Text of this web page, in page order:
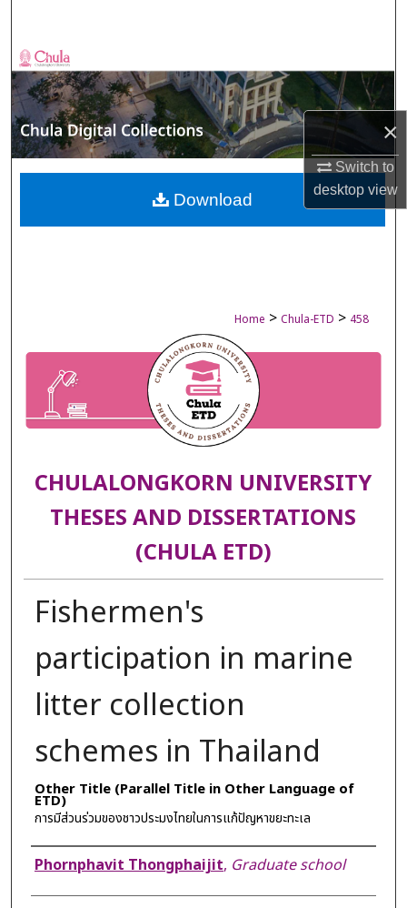
×
Switch to
desktopview
Browse Collections
My Account
About
Digital Commons Network™
Home > Chula-ETD > 458
CHULALONGKORN UNIVERSITY
THESES AND DISSERTATIONS
(CHULA ETD)
Fishermen's
participation in marine
litter collection
schemes in Thailand
Other Title (Parallel Title in Other Language of
ETD)
การมีส่วนร่วมของชาวประมงไทยในการแก้ปัญหาขยะทะเล
Author
Phornphavit Thongphaijit, Graduate school
Download